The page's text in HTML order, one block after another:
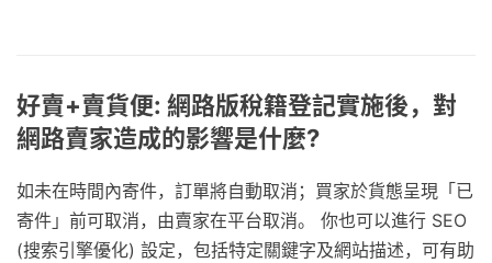
好賣+賣貨便: 網路版稅籍登記實施後，對
網路賣家造成的影響是什麼?
如未在時間內寄件，訂單將自動取消；買家於貨態呈現「已
寄件」前可取消，由賣家在平台取消。 你也可以進行 SEO
(搜索引擎優化) 設定，包括特定關鍵字及網站描述，可有助